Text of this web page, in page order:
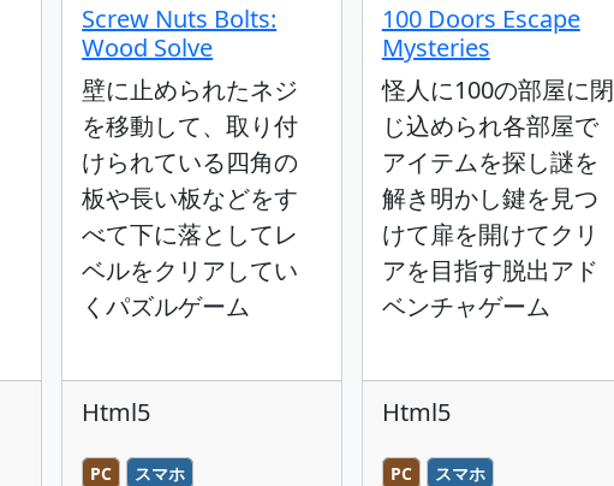
Screw Nuts Bolts:
Wood Solve
壁に止められたネジ
を移動して、取り付
けられている四角の
板や長い板などをす
べて下に落としてレ
ベルをクリアしてい
くパズルゲーム
Html5
PC スマホ
100 Doors Escape
Mysteries
怪人に100の部屋に閉
じ込められ各部屋で
アイテムを探し謎を
解き明かし鍵を見つ
けて扉を開けてクリ
アを目指す脱出アド
ベンチャゲーム
Html5
PC スマホ